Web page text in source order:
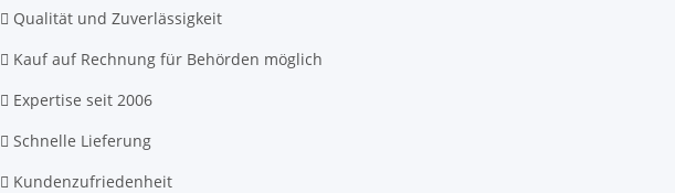
Qualität und Zuverlässigkeit
Kauf auf Rechnung für Behörden möglich
Expertise seit 2006
Schnelle Lieferung
Kundenzufriedenheit